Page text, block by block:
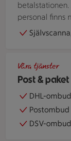
personal finns
Post & paket
Våra tjänster
DHL-ombud
Postombud
DSV-ombud